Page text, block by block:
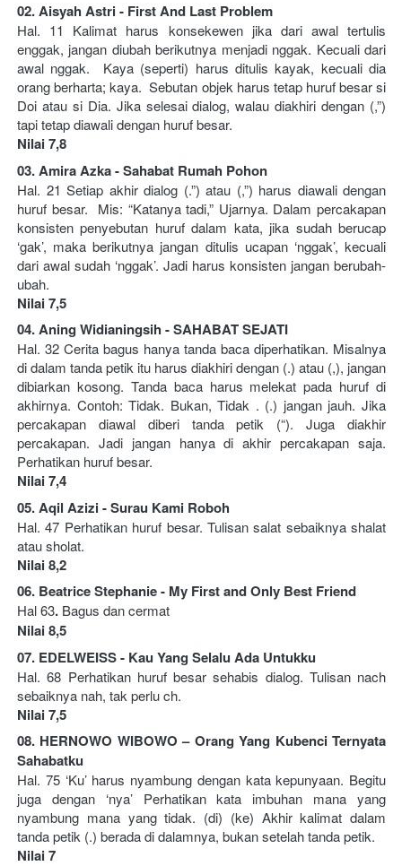
02. Aisyah Astri - First And Last Problem
Hal. 11 Kalimat harus konsekewen jika dari awal tertulis
enggak, jangan diubah berikutnya menjadi nggak. Kecuali dari
awal nggak.  Kaya (seperti) harus ditulis kayak, kecuali dia
orang berharta; kaya.  Sebutan objek harus tetap huruf besar si
Doi atau si Dia. Jika selesai dialog, walau diakhiri dengan (,”)
tapi tetap diawali dengan huruf besar.
Nilai 7,8
03. Amira Azka - Sahabat Rumah Pohon
Hal. 21 Setiap akhir dialog (.”) atau (,”) harus diawali dengan
huruf besar.  Mis: “Katanya tadi,” Ujarnya. Dalam percakapan
konsisten penyebutan huruf dalam kata, jika sudah berucap
‘gak’, maka berikutnya jangan ditulis ucapan ‘nggak’, kecuali
dari awal sudah ‘nggak’. Jadi harus konsisten jangan berubah-
ubah.
Nilai 7,5
04. Aning Widianingsih - SAHABAT SEJATI
Hal. 32 Cerita bagus hanya tanda baca diperhatikan. Misalnya
di dalam tanda petik itu harus diakhiri dengan (.) atau (,), jangan
dibiarkan kosong. Tanda baca harus melekat pada huruf di
akhirnya. Contoh: Tidak. Bukan, Tidak . (.) jangan jauh. Jika
percakapan diawal diberi tanda petik (“). Juga diakhir
percakapan. Jadi jangan hanya di akhir percakapan saja.
Perhatikan huruf besar.
Nilai 7,4
05. Aqil Azizi - Surau Kami Roboh
Hal. 47 Perhatikan huruf besar. Tulisan salat sebaiknya shalat
atau sholat.
Nilai 8,2
06. Beatrice Stephanie - My First and Only Best Friend
Hal 63. Bagus dan cermat
Nilai 8,5
07. EDELWEISS - Kau Yang Selalu Ada Untukku
Hal. 68 Perhatikan huruf besar sehabis dialog. Tulisan nach
sebaiknya nah, tak perlu ch.
Nilai 7,5
08. HERNOWO WIBOWO – Orang Yang Kubenci Ternyata
Sahabatku
Hal. 75 ‘Ku’ harus nyambung dengan kata kepunyaan. Begitu
juga dengan ‘nya’ Perhatikan kata imbuhan mana yang
nyambung mana yang tidak. (di) (ke) Akhir kalimat dalam
tanda petik (.) berada di dalamnya, bukan setelah tanda petik.
Nilai 7